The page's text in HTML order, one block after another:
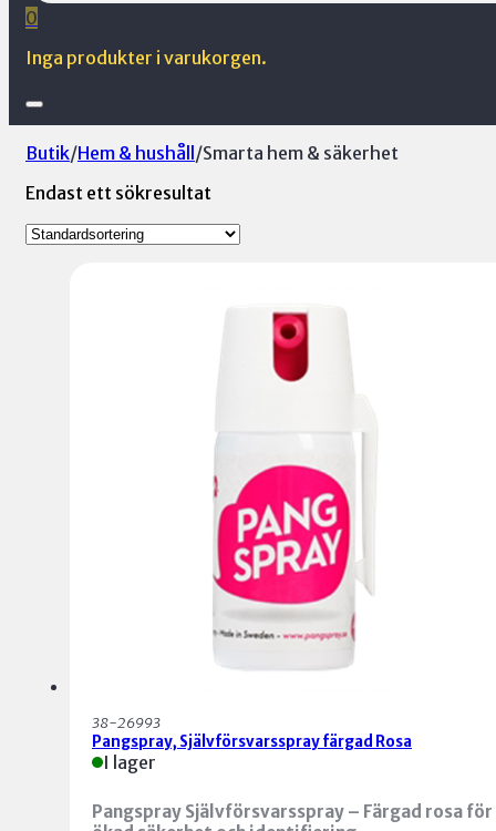
0
Inga produkter i varukorgen.
Butik/Hem & hushåll /Smarta hem & säkerhet
Endast ett sökresultat
38-26993
Pangspray, Självförsvarsspray färgad Rosa
I lager
Pangspray Självförsvarsspray – Färgad rosa för